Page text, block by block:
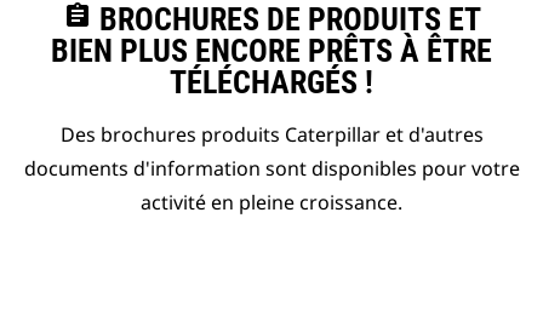
assignment BROCHURES DE PRODUITS ET
BIEN PLUS ENCORE PRÊTS À ÊTRE
TÉLÉCHARGÉS !
Des brochures produits Caterpillar et d'autres
documents d'information sont disponibles pour votre
activité en pleine croissance.